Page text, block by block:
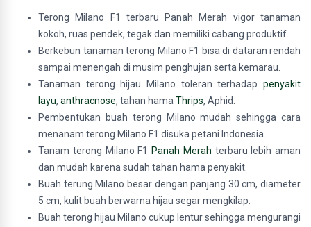
Terong Milano F1 terbaru Panah Merah vigor tanaman
kokoh, ruas pendek, tegak dan memiliki cabang produktif.
Berkebun tanaman terong Milano F1 bisa di dataran rendah
sampai menengah di musim penghujan serta kemarau.
Tanaman terong hijau Milano toleran terhadap penyakit
layu, anthracnose, tahan hama Thrips, Aphid.
Pembentukan buah terong Milano mudah sehingga cara
menanam terong Milano F1 disuka petani Indonesia.
Tanam terong Milano F1
Panah Merah terbaru lebih aman
dan mudah karena sudah tahan hama penyakit.
Buah terung Milano besar dengan panjang 30 cm, diameter
5 cm, kulit buah berwarna hijau segar mengkilap.
Buah terong hijau Milano cukup lentur sehingga mengurangi